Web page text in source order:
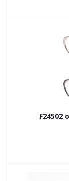
F24502